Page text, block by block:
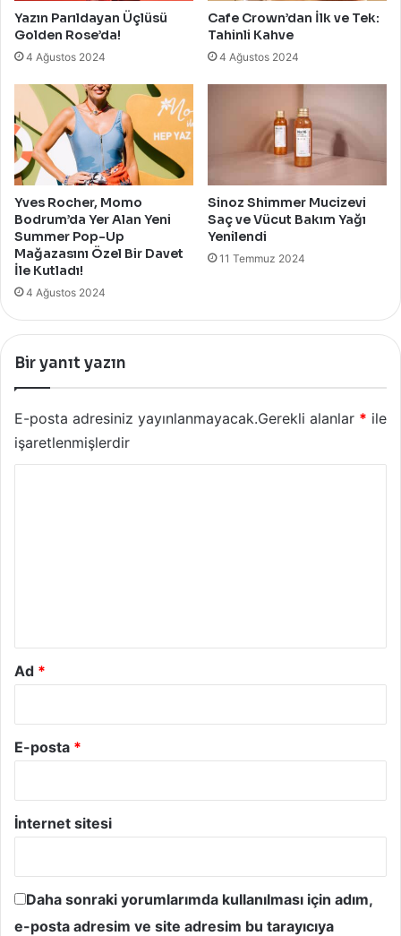
Yazın Parıldayan Üçlüsü
Golden Rose’da!
4 Ağustos 2024
Cafe Crown’dan İlk ve Tek:
Tahinli Kahve
4 Ağustos 2024
Yves Rocher, Momo
Bodrum’da Yer Alan Yeni
Summer Pop-Up
Mağazasını Özel Bir Davet
İle Kutladı!
4 Ağustos 2024
Sinoz Shimmer Mucizevi
Saç ve Vücut Bakım Yağı
Yenilendi
11 Temmuz 2024
Bir yanıt yazın
E-posta adresiniz yayınlanmayacak.Gerekli alanlar * ile
işaretlenmişlerdir
Ad *
E-posta *
İnternet sitesi
Daha sonraki yorumlarımda kullanılması için adım,
e-posta adresim ve site adresim bu tarayıcıya